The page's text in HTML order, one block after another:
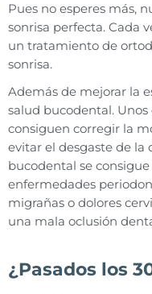
Pues no esperes más,
sonrisa perfecta. Cada
un tratamiento de
sonrisa.
Además de mejorar la
salud bucodental.
consiguen corregir la
evitar el desgaste de la
bucodental se
enfermedades
migrañas o dolores
una mala oclusión
¿Pasados los